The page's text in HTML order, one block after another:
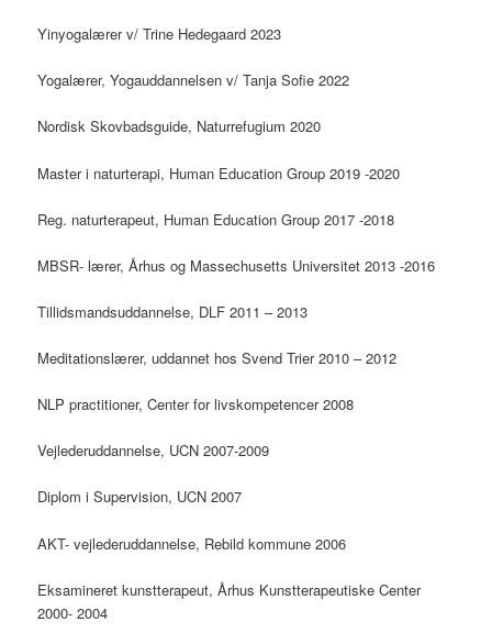
Yinyogalærer v/ Trine Hedegaard 2023
Yogalærer, Yogauddannelsen v/ Tanja Sofie 2022
Nordisk Skovbadsguide, Naturrefugium 2020
Master i naturterapi, Human Education Group 2019 -2020
Reg. naturterapeut, Human Education Group 2017 -2018
MBSR- lærer, Århus og Massechusetts Universitet 2013 -2016
Tillidsmandsuddannelse, DLF 2011 – 2013
Meditationslærer, uddannet hos Svend Trier 2010 – 2012
NLP practitioner, Center for livskompetencer 2008
Vejlederuddannelse, UCN 2007-2009
Diplom i Supervision, UCN 2007
AKT- vejlederuddannelse, Rebild kommune 2006
Eksamineret kunstterapeut, Århus Kunstterapeutiske Center
2000- 2004